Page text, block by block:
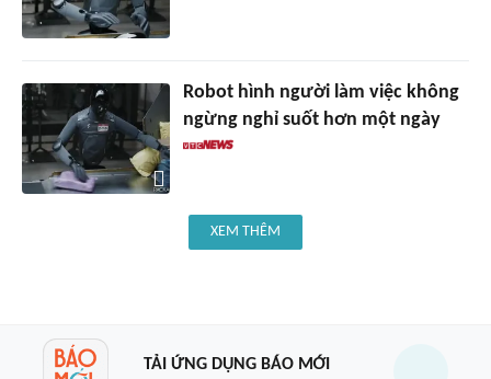
Robot hình người làm việc không
ngừng nghỉ suốt hơn một ngày
XEM THÊM
TẢI ỨNG DỤNG BÁO MỚI